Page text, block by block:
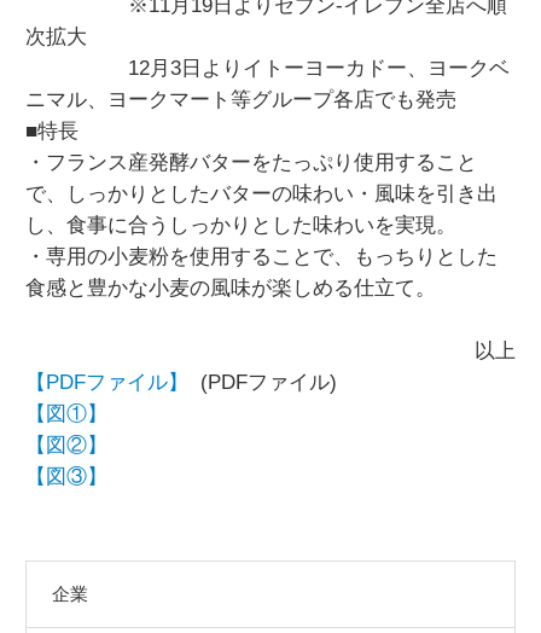
企業
※11月19日よりセブン‐イレブン全店へ順
次拡大
12月3日よりイトーヨーカドー、ヨークベ
ニマル、ヨークマート等グループ各店でも発売
■特長
・フランス産発酵バターをたっぷり使用すること
で、しっかりとしたバターの味わい・風味を引き出
し、食事に合うしっかりとした味わいを実現。
・専用の小麦粉を使用することで、もっちりとした
食感と豊かな小麦の風味が楽しめる仕立て。
以上
【PDFファイル】
(PDFファイル)
【図①】
【図②】
【図③】